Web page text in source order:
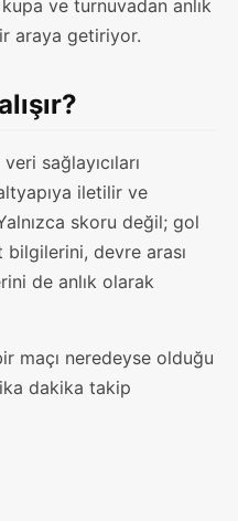
ve turnuvadan anlık
araya getiriyor.
sağlayıcıları
iletilir ve
skoru değil; gol
bilgilerini, devre arası
de anlık olarak
maçı neredeyse olduğu
dakika takip